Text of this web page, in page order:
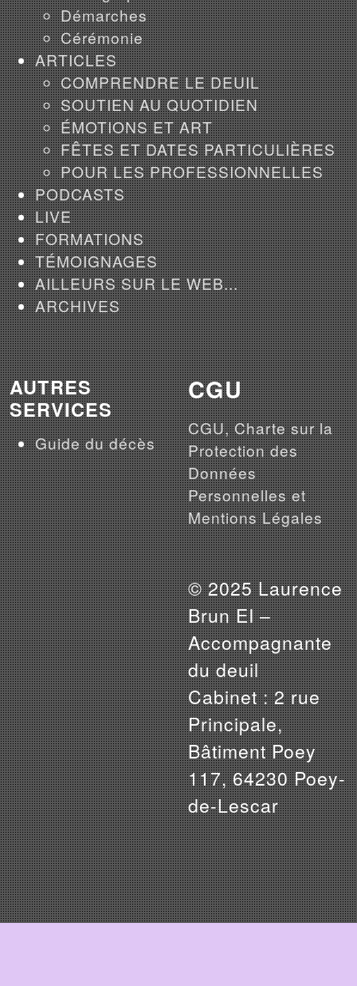
Démarches
Cérémonie
ARTICLES
COMPRENDRE LE DEUIL
SOUTIEN AU QUOTIDIEN
ÉMOTIONS ET ART
FÊTES ET DATES PARTICULIÈRES
POUR LES PROFESSIONNELLES
PODCASTS
LIVE
FORMATIONS
TÉMOIGNAGES
AILLEURS SUR LE WEB...
ARCHIVES
AUTRES
SERVICES
Guide du décès
CGU
CGU, Charte sur la
Protection des
Données
Personnelles et
Mentions Légales
© 2025 Laurence
Brun EI –
Accompagnante
du deuil
Cabinet : 2 rue
Principale,
Bâtiment Poey
117, 64230 Poey-
de-Lescar